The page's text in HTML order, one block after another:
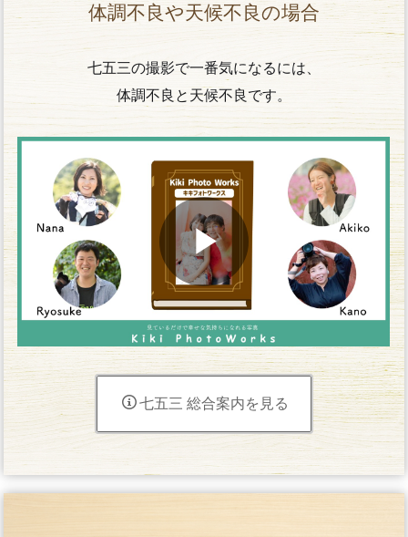
体調不良や天候不良の場合
七五三の撮影で一番気になるには、
体調不良と天候不良です。
七五三 総合案内を見る